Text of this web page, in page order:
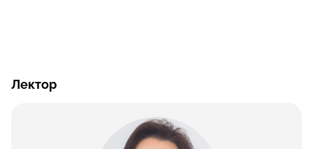
Лектор